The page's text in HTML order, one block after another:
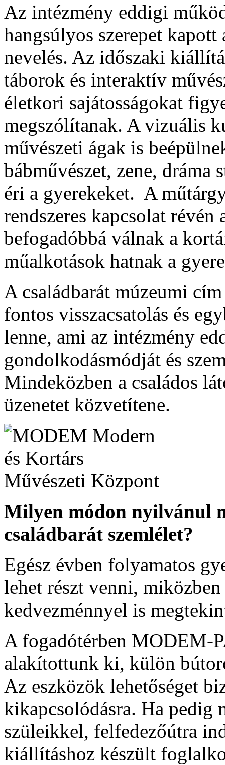
Az intézmény eddigi
hangsúlyos szerepet
nevelés. Az időszaki
táborok és interaktív
életkori sajátosságokat
megszólítanak. A vizuális
művészeti ágak is
bábművészet, zene,
éri a gyerekeket. A
rendszeres kapcsolat
befogadóbbá válnak a
műalkotások hatnak a
A családbarát múzeumi
fontos visszacsatolás és
lenne, ami az intézmény
gondolkodásmódját és
Mindeközben a családos
üzenetet közvetítene.
Milyen módon nyilvánul
családbarát szemlélet?
Egész évben folyamatos
lehet részt venni,
kedvezménnyel is
A fogadótérben MODEM-
alakítottunk ki, külön
Az eszközök lehetőséget
kikapcsolódásra. Ha pedig
szüleikkel, felfedezőútra
kiállításhoz készült